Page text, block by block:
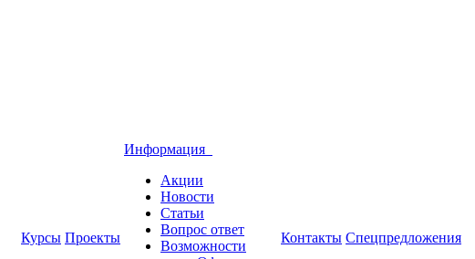
Курсы Проекты
Информация
Акции
Новости
Статьи
Вопрос ответ
Возможности
Контакты Спецпредложения